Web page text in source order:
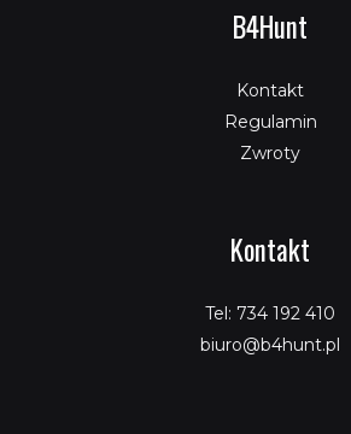
B4Hunt
Kontakt
Regulamin
Zwroty
Kontakt
Tel: 734 192 410
biuro@b4hunt.pl